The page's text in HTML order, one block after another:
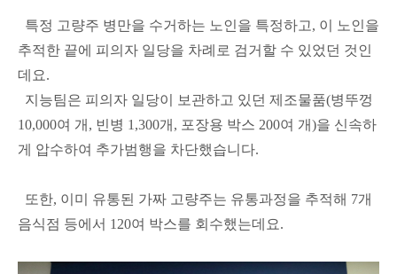
특정 고량주 병만을 수거하는 노인을 특정하고, 이 노인을
추적한 끝에 피의자 일당을 차례로 검거할 수 있었던 것인
데요.
지능팀은 피의자 일당이 보관하고 있던 제조물품(병뚜껑
10,000여 개, 빈병 1,300개, 포장용 박스 200여 개)을 신속하
게 압수하여 추가범행을 차단했습니다.
또한, 이미 유통된 가짜 고량주는 유통과정을 추적해 7개
음식점 등에서 120여 박스를 회수했는데요.